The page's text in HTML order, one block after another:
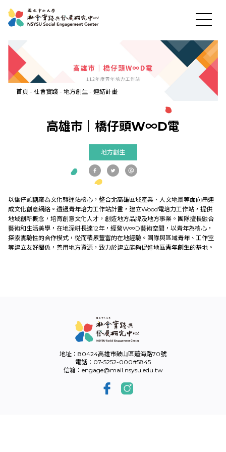
最新消息
社會實踐
教育發展
研究成果
外部連結
首頁 - 社會實踐 - 地方創生 - 連結計畫
高雄市｜橋仔頭W∞D電
地方創生
以僑仔頭糖廠為文化轉運站核心，整合北高雄區域產業、人文地景等面向串連
成文化創意網絡。透過青年培力工作站計畫，建立Wood電培力工作站，提供
地域創新概念，培育創意文化人才，創造地方品牌及地方事業。團隊擅長融合
藝術和生活美學，在地深耕長達12年，經營W∞D藝術空間，以青年為核心，
探索實驗性的合作模式，從而積累豐富的在地經驗。團隊與區域青年、工作室
等建立友好關係，善用地方資源，致力於建立能夠促進地區青年創生的基地。
地址：80424高雄市鼓山區蓮海路70號
電話：07-5252-000#5845
信箱：engage@mail.nsysu.edu.tw